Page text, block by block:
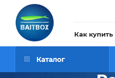
Как купить
Каталог